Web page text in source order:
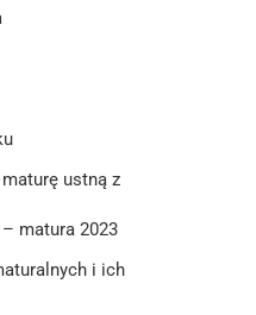
ustną z
matura 2023
i ich